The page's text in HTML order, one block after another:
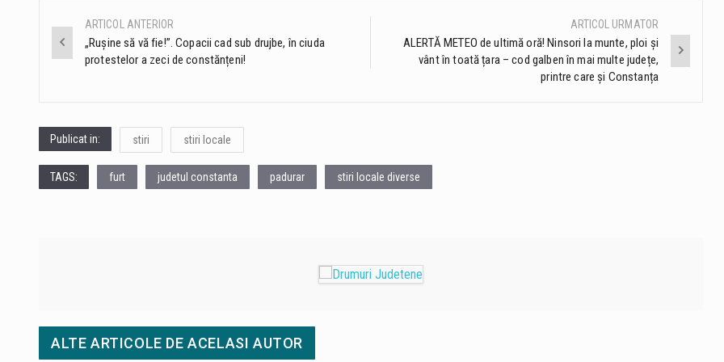
Post
navigation
ARTICOL ANTERIOR
„Rușine să vă fie!”. Copacii cad sub drujbe, în ciuda
protestelor a zeci de constănțeni!
ARTICOL URMATOR
ALERTĂ METEO de ultimă oră! Ninsori la munte, ploi și
vânt în toată țara – cod galben în mai multe județe,
printre care și Constanța
Publicat in: stiri stiri locale
TAGS: furt judetul constanta padurar stiri locale diverse
ALTE ARTICOLE DE ACELASI AUTOR